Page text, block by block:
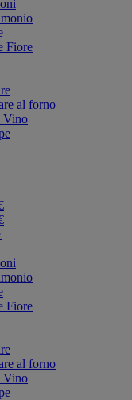
Fiore
al forno
Vino
Fiore
al forno
Vino